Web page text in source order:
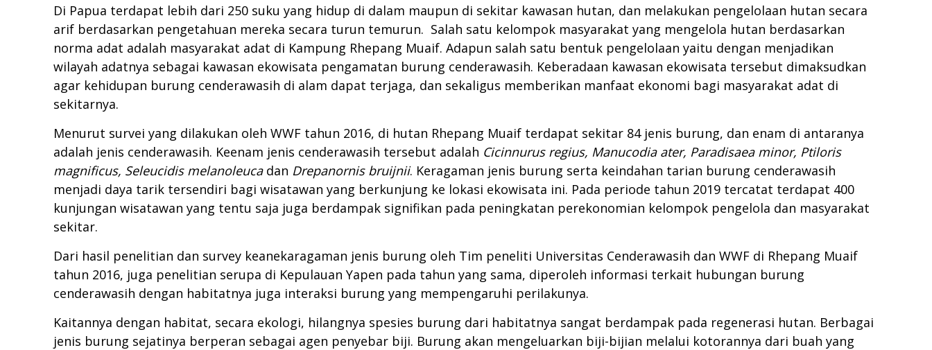
Di Papua terdapat lebih dari 250 suku yang hidup di dalam maupun di sekitar kawasan hutan, dan melakukan pengelolaan hutan secara
arif berdasarkan pengetahuan mereka secara turun temurun. Salah satu kelompok masyarakat yang mengelola hutan berdasarkan
norma adat adalah masyarakat adat di Kampung Rhepang Muaif. Adapun salah satu bentuk pengelolaan yaitu dengan menjadikan
wilayah adatnya sebagai kawasan ekowisata pengamatan burung cenderawasih. Keberadaan kawasan ekowisata tersebut dimaksudkan
agar kehidupan burung cenderawasih di alam dapat terjaga, dan sekaligus memberikan manfaat ekonomi bagi masyarakat adat di
sekitarnya.
Menurut survei yang dilakukan oleh WWF tahun 2016, di hutan Rhepang Muaif terdapat sekitar 84 jenis burung, dan enam di antaranya
adalah jenis cenderawasih. Keenam jenis cenderawasih tersebut adalah Cicinnurus regius, Manucodia ater, Paradisaea minor, Ptiloris
magnificus, Seleucidis melanoleucadan Drepanornis bruijnii. Keragaman jenis burung serta keindahan tarian burung cenderawasih
menjadi daya tarik tersendiri bagi wisatawan yang berkunjung ke lokasi ekowisata ini. Pada periode tahun 2019 tercatat terdapat 400
kunjungan wisatawan yang tentu saja juga berdampak signifikan pada peningkatan perekonomian kelompok pengelola dan masyarakat
sekitar.
Dari hasil penelitian dan survey keanekaragaman jenis burung oleh Tim peneliti Universitas Cenderawasih dan WWF di Rhepang Muaif
tahun 2016, juga penelitian serupa di Kepulauan Yapen pada tahun yang sama, diperoleh informasi terkait hubungan burung
cenderawasih dengan habitatnya juga interaksi burung yang mempengaruhi perilakunya.
Kaitannya dengan habitat, secara ekologi, hilangnya spesies burung dari habitatnya sangat berdampak pada regenerasi hutan. Berbagai
jenis burung sejatinya berperan sebagai agen penyebar biji. Burung akan mengeluarkan biji-bijian melalui kotorannya dari buah yang